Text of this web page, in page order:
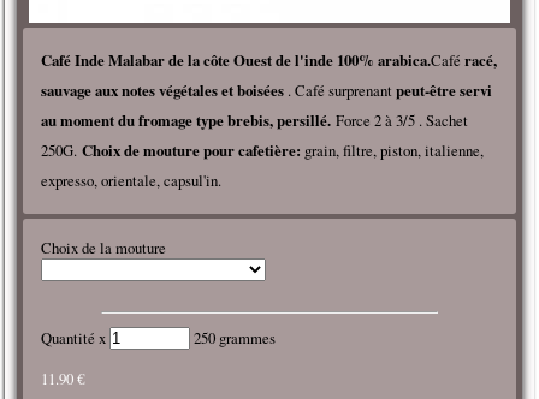
Café Inde Malabar de la côte Ouest de l'inde 100% arabica.Caféracé,
sauvage aux notes végétales et boisées . Café surprenantpeut-être servi
au moment du fromage type brebis, persillé. Force 2 à 3/5 . Sachet
250G.Choix de mouture pour cafetière: grain, filtre, piston, italienne,
expresso, orientale, capsul'in.
Choix de la mouture
Quantité x
250 grammes
11.90 €